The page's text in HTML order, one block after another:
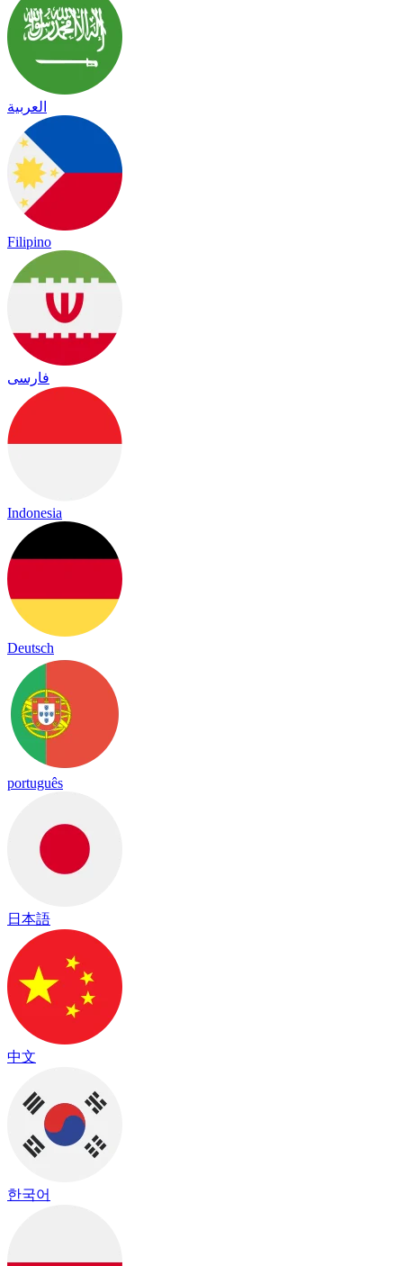
العربية
Filipino
فارسی
Indonesia
Deutsch
português
日本語
中文
한국어